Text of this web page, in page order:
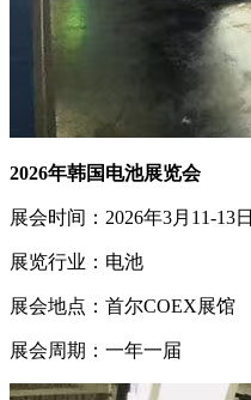
2026年韩国电池展览会
展会时间：2026年3月11-13日
展览行业：电池
展会地点：首尔COEX展馆
展会周期：一年一届